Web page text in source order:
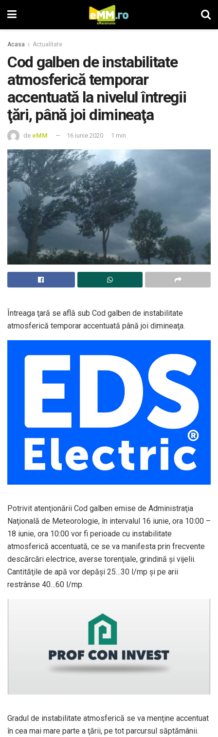
Acasa Actualitate
Cod galben de instabilitate
atmosferică temporar
accentuată la nivelul întregii
ţări, până joi dimineaţa
de eMM 16 iunie 2020 1 min
Întreaga ţară se află sub Cod galben de instabilitate
atmosferică temporar accentuată până joi dimineaţa.
Potrivit atenţionării Cod galben emise de Administraţia
Naţională de Meteorologie, în intervalul 16 iunie, ora 10:00 –
18 iunie, ora 10:00 vor fi perioade cu instabilitate
atmosferică accentuată, ce se va manifesta prin frecvente
descărcări electrice, averse torenţiale, grindină şi vijelii.
Cantităţile de apă vor depăşi 25…30 l/mp şi pe arii
restrânse 40…60 l/mp.
Gradul de instabilitate atmosferică se va menţine accentuat
în cea mai mare parte a ţării, pe tot parcursul săptămânii.